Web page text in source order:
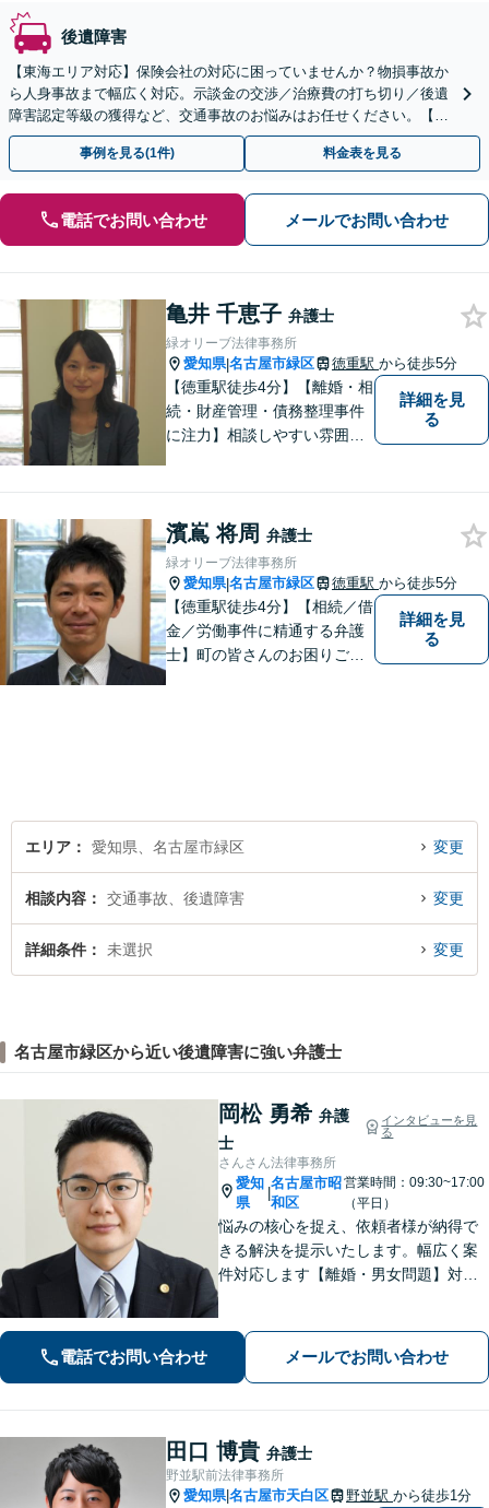
後遺障害
【東海エリア対応】保険会社の対応に困っていませんか？物損事故か
ら人身事故まで幅広く対応。示談金の交渉／治療費の打ち切り／後遺
障害認定等級の獲得など、交通事故のお悩みはお任せください。【初
回相談無料】【夜間・休日の相談可能】【駐車場あり】
事例を見る(1件) 料金表を見る
電話でお問い合わせ メールでお問い合わせ
亀井 千恵子 弁護士
緑オリーブ法律事務所
愛知県|名古屋市緑区 徳重駅 から徒歩5分
【徳重駅徒歩4分】【離婚・相
続・財産管理・債務整理事件
に注力】相談しやすい雰囲気
詳細を見
る
濱嶌 将周 弁護士
緑オリーブ法律事務所
愛知県|名古屋市緑区 徳重駅 から徒歩5分
【徳重駅徒歩4分】【相続／借
金／労働事件に精通する弁護
士】町の皆さんのお困りごと
ださい。
詳細を見
る
エリア 愛知県、名古屋市緑区 変更
相談内容 交通事故、後遺障害 変更
詳細条件 未選択 変更
名古屋市緑区から近い後遺障害に強い弁護士
岡松 勇希 弁護
士
インタビューを見
る
さんさん法律事務所
愛知
県
名古屋市昭
和区
営業時間：09:30~17:00
（平日）
悩みの核心を捉え、依頼者様が納得で
きる解決を提示いたします。幅広く案
件対応します【離婚・男女問題】対応
業展開できるよう、法律家の視点でサ
ポートします！【御器所駅／桜山駅徒
電話でお問い合わせ メールでお問い合わせ
田口 博貴 弁護士
野並駅前法律事務所
愛知県|名古屋市天白区 野並駅 から徒歩1分